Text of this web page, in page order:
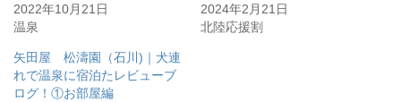
2022年10月21日
温泉
2024年2月21日
北陸応援割
矢田屋 松濤園（石川)｜犬連
れで温泉に宿泊たレビューブ
ログ！①お部屋編